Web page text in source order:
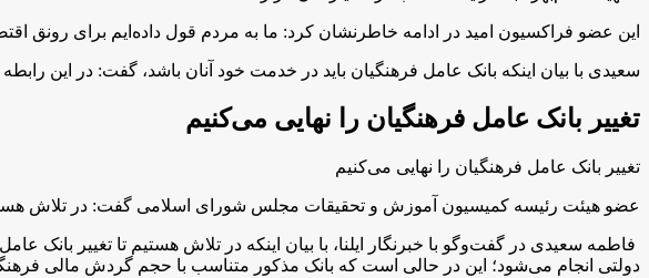
این عضو فراکسیون امید در ادامه خاطرنشان کرد: ما به مردم قول داده‌ایم برای رونق
سعیدی با بیان اینکه بانک عامل فرهنگیان باید در خدمت خود آنان باشد، گفت: در این
تغییر بانک عامل فرهنگیان را نهایی می‌کنیم
تغییر بانک عامل فرهنگیان را نهایی می‌کنیم
عضو هیئت رئیسه کمیسیون آموزش و تحقیقات مجلس شورای اسلامی گفت: در تلاش هستیم
فاطمه سعیدی در گفت‌وگو با خبرنگار ایلنا، با بیان اینکه در تلاش هستیم تا تغییر
دولتی انجام می‌شود؛ این در حالی است که بانک مذکور متناسب با حجم گردش مالی